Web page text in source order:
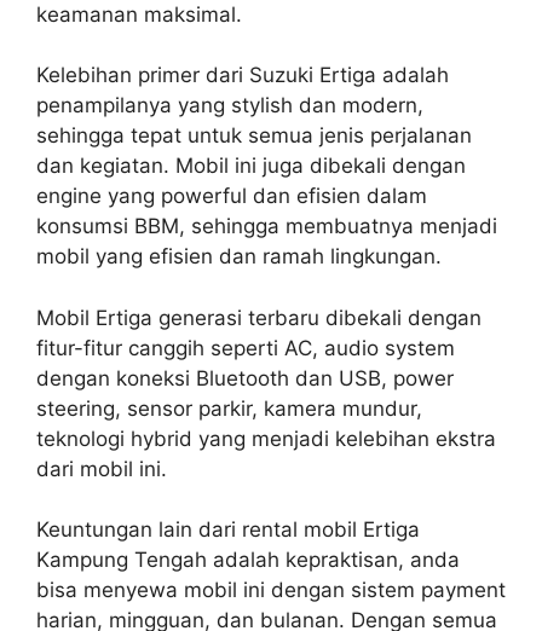
keamanan maksimal.
Kelebihan primer dari Suzuki Ertiga adalah
penampilanya yang stylish dan modern,
sehingga tepat untuk semua jenis perjalanan
dan kegiatan. Mobil ini juga dibekali dengan
engine yang powerful dan efisien dalam
konsumsi BBM, sehingga membuatnya menjadi
mobil yang efisien dan ramah lingkungan.
Mobil Ertiga generasi terbaru dibekali dengan
fitur-fitur canggih seperti AC, audio system
dengan koneksi Bluetooth dan USB, power
steering, sensor parkir, kamera mundur,
teknologi hybrid yang menjadi kelebihan ekstra
dari mobil ini.
Keuntungan lain dari rental mobil Ertiga
Kampung Tengah adalah kepraktisan, anda
bisa menyewa mobil ini dengan sistem payment
harian, mingguan, dan bulanan. Dengan semua